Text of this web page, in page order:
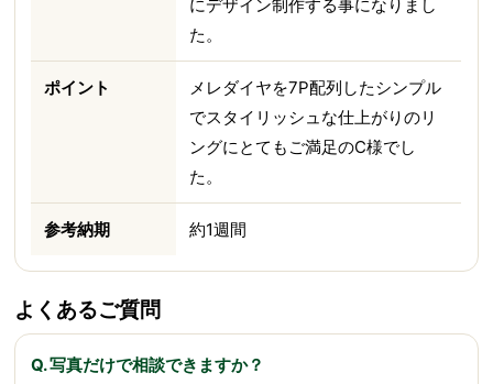
にデザイン制作する事になりまし
た。
ポイント
メレダイヤを7P配列したシンプル
でスタイリッシュな仕上がりのリ
ングにとてもご満足のC様でし
た。
参考納期 約1週間
よくあるご質問
Q. 写真だけで相談できますか？